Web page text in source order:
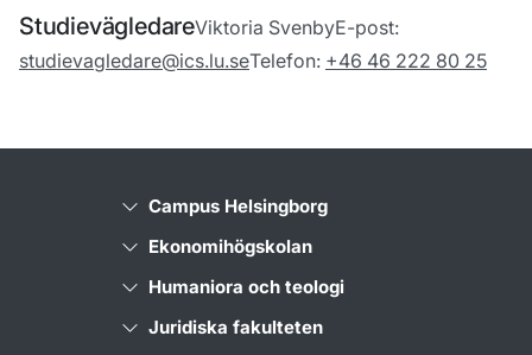
StudievägledareViktoria SvenbyE-post:
studievagledare@ics.lu.seTelefon: +46 46 222 80 25
Campus Helsingborg
Ekonomihögskolan
Humaniora och teologi
Juridiska fakulteten